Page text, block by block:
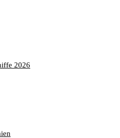
2026